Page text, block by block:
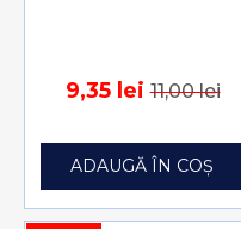
9,35 lei11,00 lei
ADAUGĂ ÎN COȘ